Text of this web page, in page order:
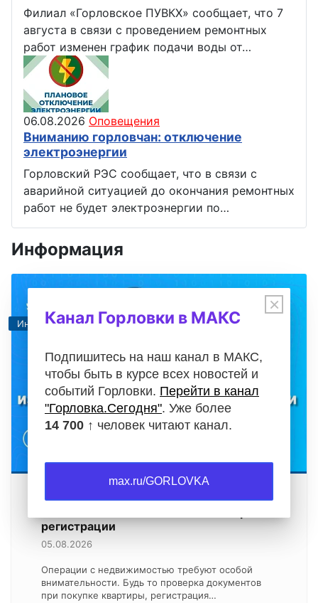
Филиал «Горловское ПУВКХ» сообщает, что 7
августа в связи с проведением ремонтных
работ изменен график подачи воды от…
06.08.2026 Оповещения
Вниманию горловчан: отключение
электроэнергии
Горловский РЭС сообщает, что в связи с
аварийной ситуацией до окончания ремонтных
работ не будет электроэнергии по…
Информация
Информация
Как защитить свою недвижимость от
регистрации
05.08.2026
Операции с недвижимостью требуют особой
внимательности. Будь то проверка документов
при покупке квартиры, регистрация…
×
Канал Горловки в МАКС
Подпишитесь на наш канал в МАКС,
чтобы быть в курсе всех новостей и
событий Горловки. Перейти в канал
"Горловка.Сегодня". Уже более
14 700 ↑ человек читают канал.
max.ru/GORLOVKA